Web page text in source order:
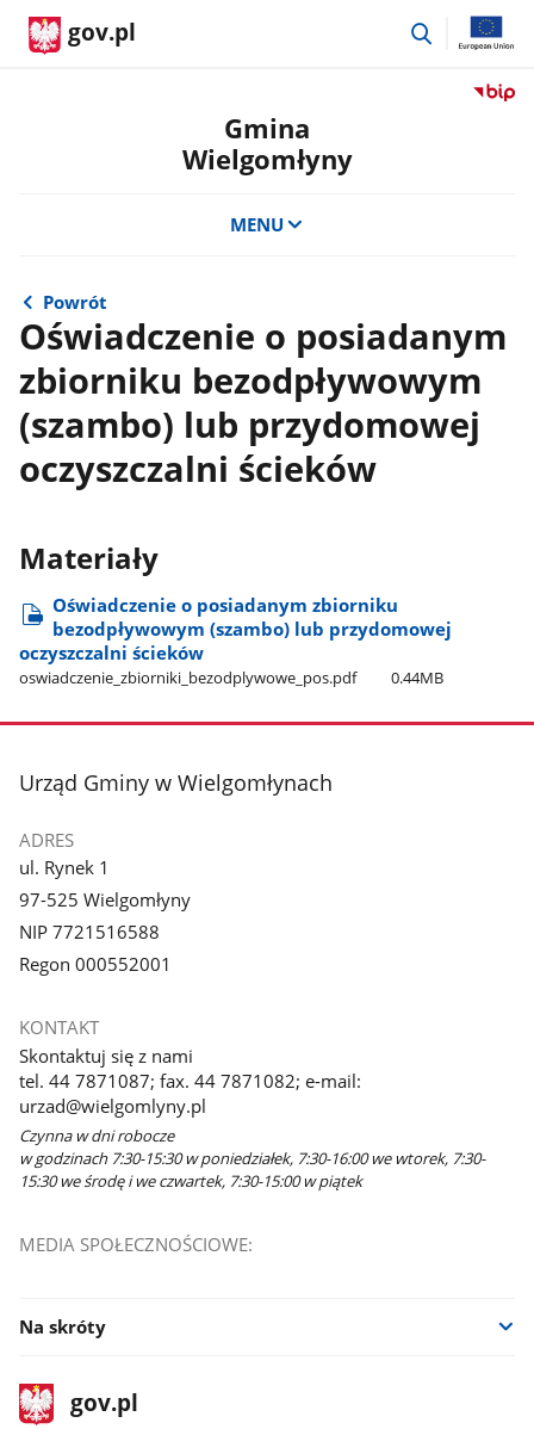
gov.pl
przejdź
Przejdź
Gmina
Wielgomłyny
MENU
Powrót
Oświadczenie o posiadanym
zbiorniku bezodpływowym
(szambo) lub przydomowej
oczyszczalni ścieków
Materiały
Oświadczenie o posiadanym zbiorniku
bezodpływowym (szambo) lub przydomowej
oczyszczalni ścieków
oswiadczenie​_zbiorniki​_bezodplywowe​_pos.pdf 0.44MB
stopka
Urząd Gminy w Wielgomłynach
ADRES
ul. Rynek 1
97-525 Wielgomłyny
NIP 7721516588
Regon 000552001
KONTAKT
Skontaktuj się z nami
tel. 44 7871087; fax. 44 7871082; e-mail:
urzad@wielgomlyny.pl
Czynna w dni robocze
w godzinach 7:30-15:30 w poniedziałek, 7:30-16:00 we wtorek, 7:30-
15:30 we środę i we czwartek, 7:30-15:00 w piątek
MEDIA SPOŁECZNOŚCIOWE:
Na skróty
stopka
gov.plStrona
gov.pl